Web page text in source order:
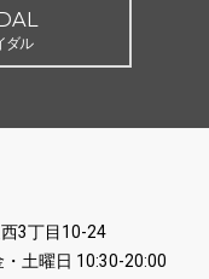
ダル
3丁目10-24
土曜日 10:30-20:00